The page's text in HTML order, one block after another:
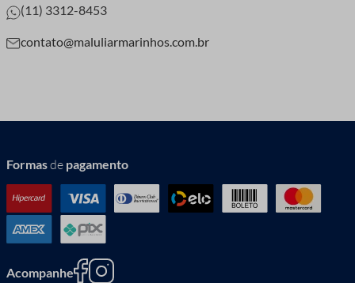
(11) 3312-8453
contato@maluliarmarinhos.com.br
Formasde pagamento
Acompanhe